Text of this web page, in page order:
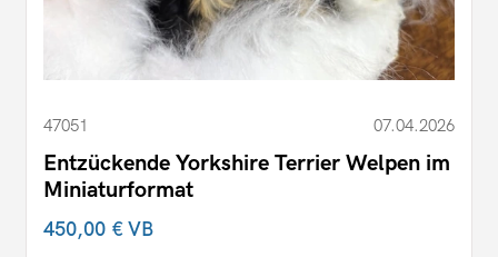
47051 07.04.2026
Entzückende Yorkshire Terrier Welpen im
Miniaturformat
450,00 €VB